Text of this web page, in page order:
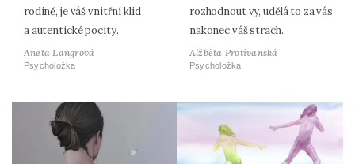
rodině, je váš vnitřní klid
a autentické pocity.
Aneta Langrová
Psycholožka
rozhodnout vy, udělá to za vás
nakonec váš strach.
Alžběta Protivanská
Psycholožka